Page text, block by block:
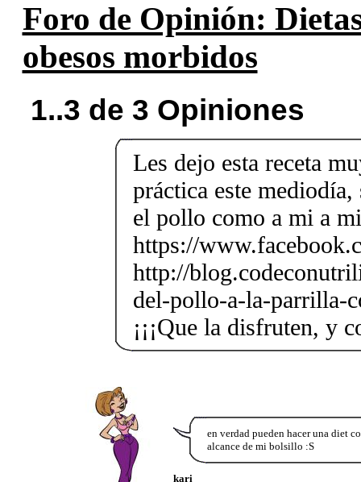
Foro de Opinión:
obesos morbidos
1..3 de 3 Opiniones
Les dejo esta receta
práctica este
el pollo como a mi a
https://
http://
del-pollo-a-la-parrilla-
¡¡¡Que la disfruten, y
en verdad pueden hacer una diet
alcance de mi bolsillo :S
kari